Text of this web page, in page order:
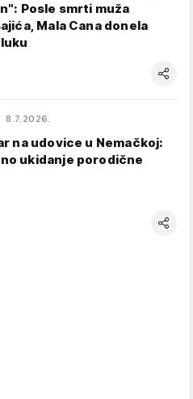
Posle smrti muža
Mala Cana donela
8.7.2026.
na udovice u Nemačkoj:
ukidanje porodične